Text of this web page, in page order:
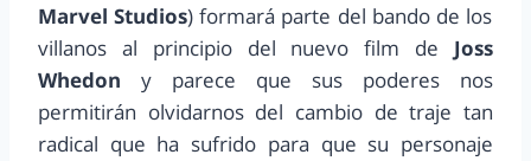
Marvel Studios) formará parte del bando de los
villanos al principio del nuevo film de Joss
Whedon y parece que sus poderes nos
permitirán olvidarnos del cambio de traje tan
radical que ha sufrido para que su personaje